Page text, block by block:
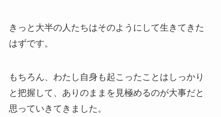
きっと大半の人たちはそのようにして生きてきた
はずです。
もちろん、わたし自身も起こったことはしっかり
と把握して、ありのままを見極めるのが大事だと
思っていきてきました。